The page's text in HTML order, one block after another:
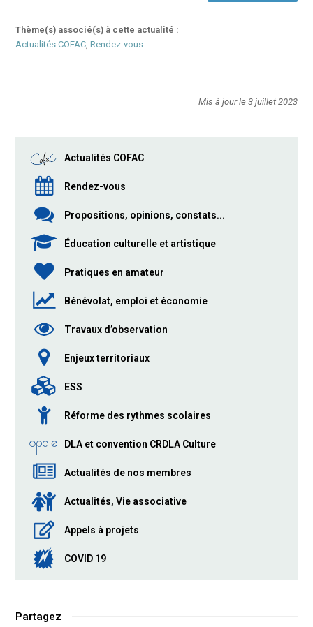
Thème(s) associé(s) à cette actualité :
Actualités COFAC,Rendez-vous
Mis à jour le 3 juillet 2023
Actualités COFAC
Rendez-vous
Propositions, opinions, constats...
Éducation culturelle et artistique
Pratiques en amateur
Bénévolat, emploi et économie
Travaux d’observation
Enjeux territoriaux
ESS
Réforme des rythmes scolaires
DLA et convention CRDLA Culture
Actualités de nos membres
Actualités, Vie associative
Appels à projets
COVID 19
Partagez